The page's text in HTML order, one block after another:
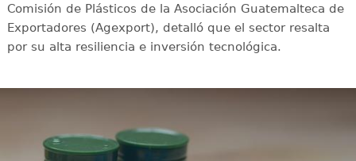
Comisión de Plásticos de la Asociación Guatemalteca de
Exportadores (Agexport), detalló que el sector resalta
por su alta resiliencia e inversión tecnológica.